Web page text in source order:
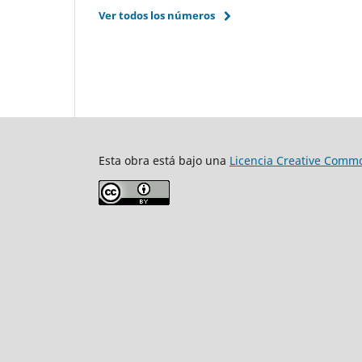
Ver todos los números
Esta obra está bajo una Licencia Creative